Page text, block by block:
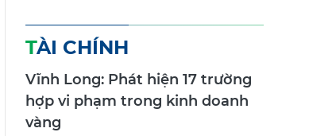
TÀI CHÍNH
Vĩnh Long: Phát hiện 17 trường
hợp vi phạm trong kinh doanh
vàng